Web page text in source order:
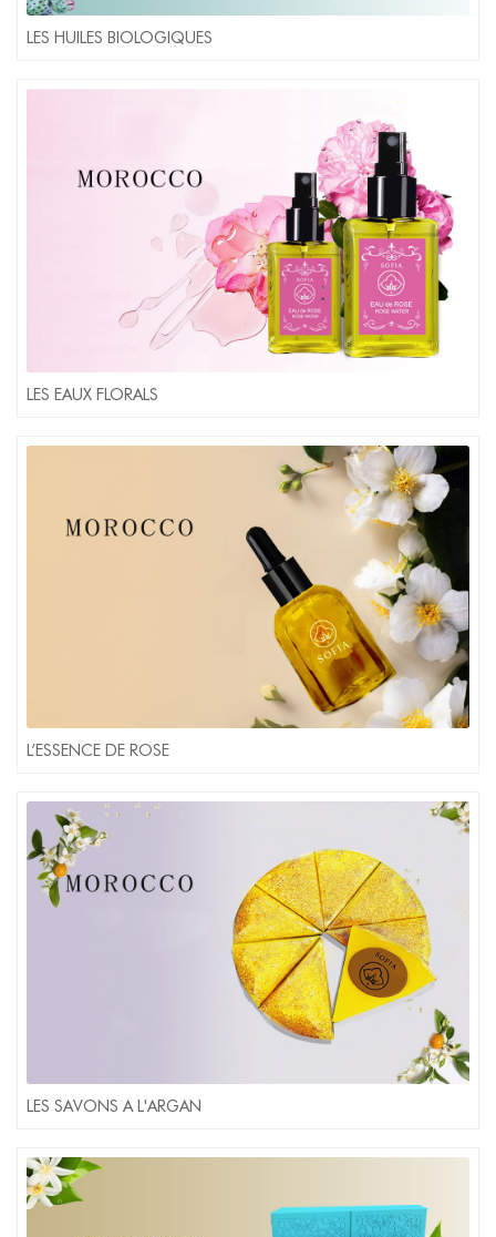
LES HUILES BIOLOGIQUES
LES EAUX FLORALS
L’ESSENCE DE ROSE
LES SAVONS A L'ARGAN